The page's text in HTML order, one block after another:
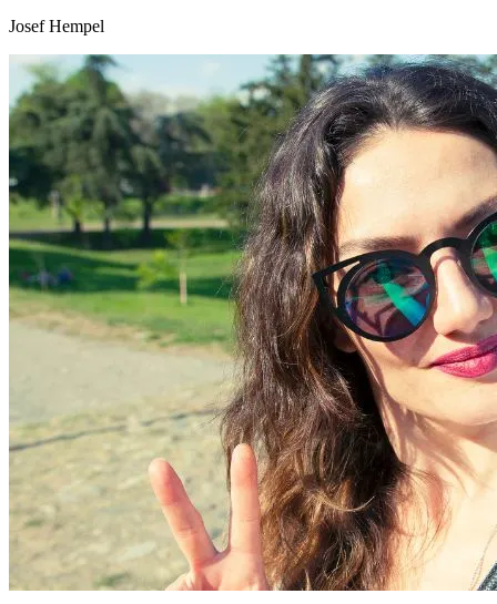
Josef Hempel